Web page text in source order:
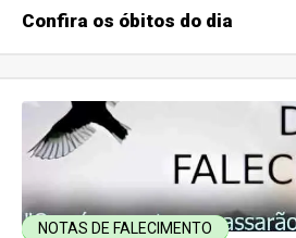
Confira os óbitos do dia
NOTAS DE FALECIMENTO